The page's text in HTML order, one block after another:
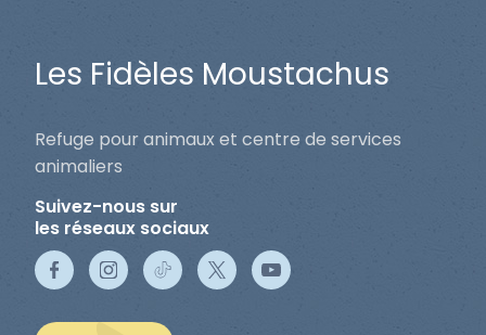
Les Fidèles Moustachus
Refuge pour animaux et centre de services
animaliers
Suivez-nous sur
les réseaux sociaux